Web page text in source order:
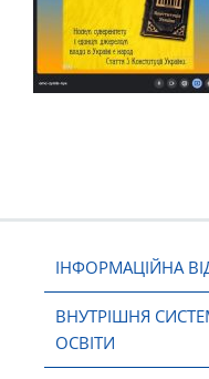
ІНФОРМАЦІЙНА
ВНУТРІШНЯ
ОСВІТИ